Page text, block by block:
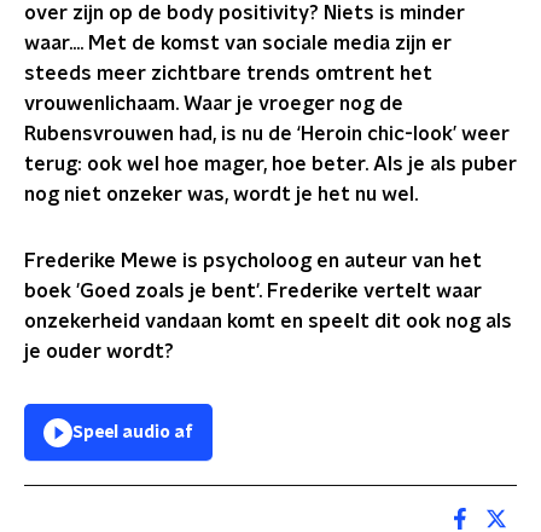
over zijn op de body positivity? Niets is minder
waar…. Met de komst van sociale media zijn er
steeds meer zichtbare trends omtrent het
vrouwenlichaam. Waar je vroeger nog de
Rubensvrouwen had, is nu de ‘Heroin chic-look’ weer
terug: ook wel hoe mager, hoe beter. Als je als puber
nog niet onzeker was, wordt je het nu wel.
Frederike Mewe is psycholoog en auteur van het
boek 'Goed zoals je bent'. Frederike vertelt waar
onzekerheid vandaan komt en speelt dit ook nog als
je ouder wordt?
Speel audio af